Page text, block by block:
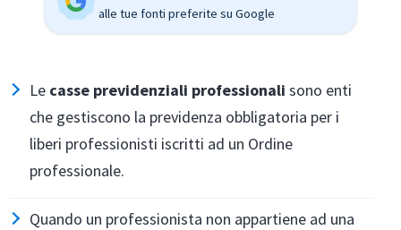
alle tue fonti preferite su Google
Le casse previdenziali professionali sono enti
che gestiscono la previdenza obbligatoria per i
liberi professionisti iscritti ad un Ordine
professionale.
Quando un professionista non appartiene ad una